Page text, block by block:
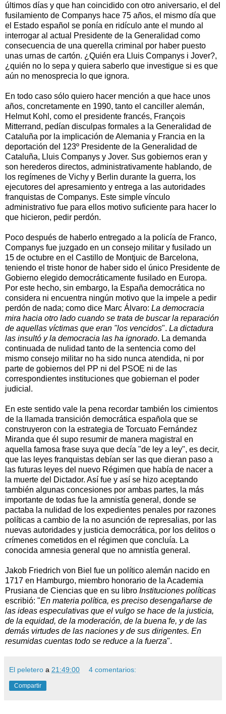
últimos días y que han coincidido con otro aniversario, el del
fusilamiento de Companys hace 75 años, el mismo día que
el Estado español se ponía en ridículo ante el mundo al
interrogar al actual Presidente de la Generalidad como
consecuencia de una querella criminal por haber puesto
unas urnas de cartón. ¿Quién era Lluis Companys i Jover?,
¿quién no lo sepa y quiera saberlo que investigue si es que
aún no menosprecia lo que ignora.
En todo caso sólo quiero hacer mención a que hace unos
años, concretamente en 1990, tanto el canciller alemán,
Helmut Kohl, como el presidente francés, François
Mitterrand, pedían disculpas formales a la Generalidad de
Cataluña por la implicación de Alemania y Francia en la
deportación del 123º Presidente de la Generalidad de
Cataluña, Lluis Companys y Jover. Sus gobiernos eran y
son herederos directos, administrativamente hablando, de
los regímenes de Vichy y Berlin durante la guerra, los
ejecutores del apresamiento y entrega a las autoridades
franquistas de Companys. Este simple vínculo
administrativo fue para ellos motivo suficiente para hacer lo
que hicieron, pedir perdón.
Poco después de haberlo entregado a la policía de Franco,
Companys fue juzgado en un consejo militar y fusilado un
15 de octubre en el Castillo de Montjuic de Barcelona, ​​
teniendo el triste honor de haber sido el único Presidente de
Gobierno elegido democráticamente fusilado en Europa.
Por este hecho, sin embargo, la España democrática no
considera ni encuentra ningún motivo que la impele a pedir
perdón de nada; como dice Marc Álvaro: La democracia
mira hacia otro lado cuando se trata de buscar la reparación
de aquellas víctimas que eran "los vencidos". La dictadura
las insultó y la democracia las ha ignorado. La demanda
continuada de nulidad tanto de la sentencia como del
mismo consejo militar no ha sido nunca atendida, ni por
parte de gobiernos del PP ni del PSOE ni de las
correspondientes instituciones que gobiernan el poder
judicial.
En este sentido vale la pena recordar también los cimientos
de la llamada transición democrática española que se
construyeron con la estrategia de Torcuato Fernández
Miranda que él supo resumir de manera magistral en
aquella famosa frase suya que decía "de ley a ley", es decir,
que las leyes franquistas debían ser las que dieran paso a
las futuras leyes del nuevo Régimen que había de nacer a
la muerte del Dictador. Así fue y así se hizo aceptando
también algunas concesiones por ambas partes, la más
importante de todas fue la amnistía general, donde se
pactaba la nulidad de los expedientes penales por razones
políticas a cambio de la no asunción de represalias, por las
nuevas autoridades y justicia democrática, por los delitos o
crímenes cometidos en el régimen que concluía. La
conocida amnesia general que no amnistía general.
Jakob Friedrich von Biel fue un político alemán nacido en
1717 en Hamburgo, miembro honorario de la Academia
Prusiana de Ciencias que en su libro Instituciones políticas
escribió: "En materia política, es preciso desengañarse de
las ideas especulativas que el vulgo se hace de la justicia,
de la equidad, de la moderación, de la buena fe, y de las
demás virtudes de las naciones y de sus dirigentes. En
resumidas cuentas todo se reduce a la fuerza".
El peletero a 21:49:00 4 comentarios:
Compartir